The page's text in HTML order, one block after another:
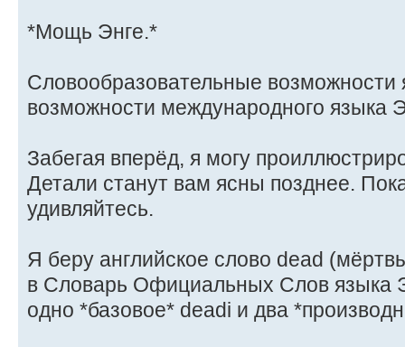
*Мощь Энге.*
Словообразовательные возможности
возможности международного языка
Забегая вперёд, я могу
Детали станут вам ясны позднее.
удивляйтесь.
Я беру английское слово dead
в Словарь Официальных Слов языка
одно *базовое* deadi и два